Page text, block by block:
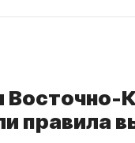
Восточно-
правила